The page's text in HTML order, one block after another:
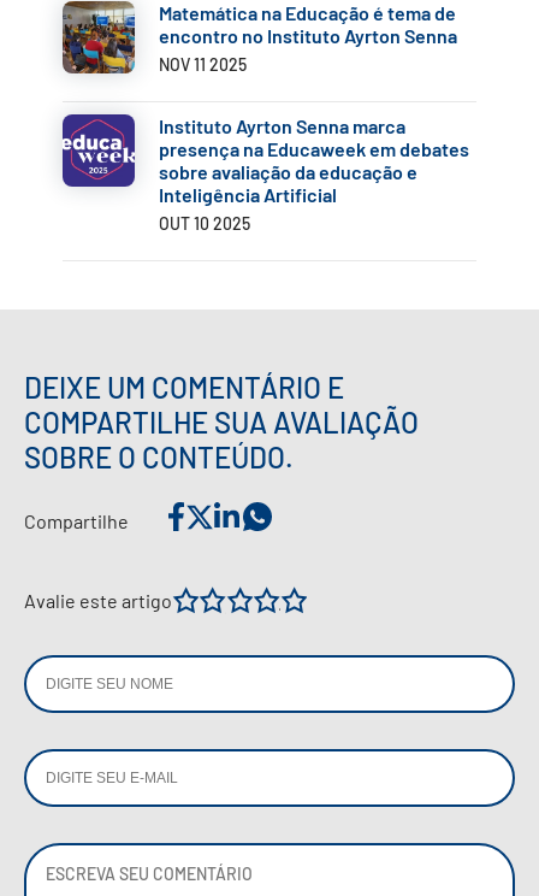
Matemática na Educação é tema de
encontro no Instituto Ayrton Senna
NOV 11 2025
Instituto Ayrton Senna marca
presença na Educaweek em debates
sobre avaliação da educação e
Inteligência Artificial
OUT 10 2025
DEIXE UM COMENTÁRIO E
COMPARTILHE SUA AVALIAÇÃO
SOBRE O CONTEÚDO.
Compartilhe
Avalie este artigo 5
4
3
2
1